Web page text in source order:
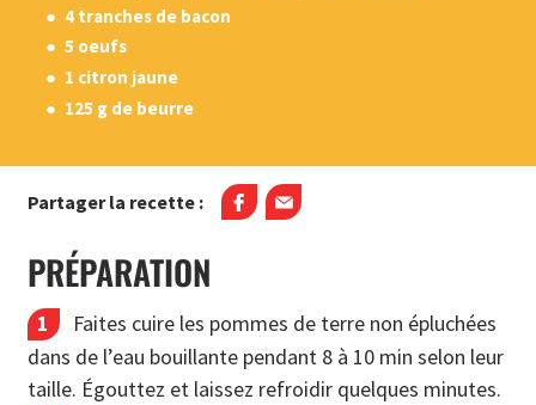
4 tranches de bacon
5 oeufs
1 citron jaune
125 g de beurre
Partager la recette :
PRÉPARATION
Faites cuire les pommes de terre non épluchées
dans de l’eau bouillante pendant 8 à 10 min selon leur
taille. Égouttez et laissez refroidir quelques minutes.